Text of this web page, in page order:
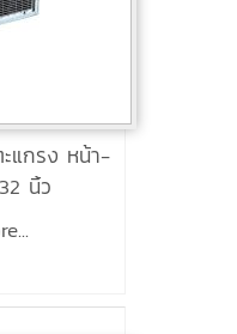
แกรง หน้า-
นิ้ว